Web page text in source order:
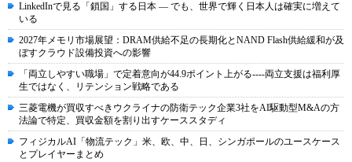
LinkedInで見る「鎖国」する日本 ― でも、世界で輝く日本人は確実に増えて
いる
2027年メモリ市場展望：DRAM供給不足の長期化とNAND Flash供給緩和が及
ぼすクラウド設備投資への影響
「両立しやすい職場」で定着意向が44.9ポイント上がる----両立支援は福利厚
生ではなく、リテンション戦略である
三菱電機が買収すべきウクライナの防衛テック企業3社をAI駆動型M&Aの方
法論で特定、買収金額を割り出すケーススタディ
フィジカルAI「物流テック」米、欧、中、日、シンガポールのユースケース
とプレイヤーまとめ